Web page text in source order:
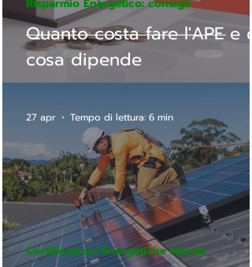
Quanto costa fare l'APE e
cosa dipende
Risparmio Energetico: consigli
Certificazioni Energetiche Norme
27 apr Tempo di lettura: 6 min